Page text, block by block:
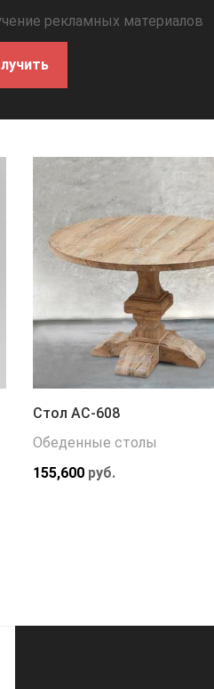
рекламных материалов
Стол АС-608
Обеденные столы
155,600 руб.